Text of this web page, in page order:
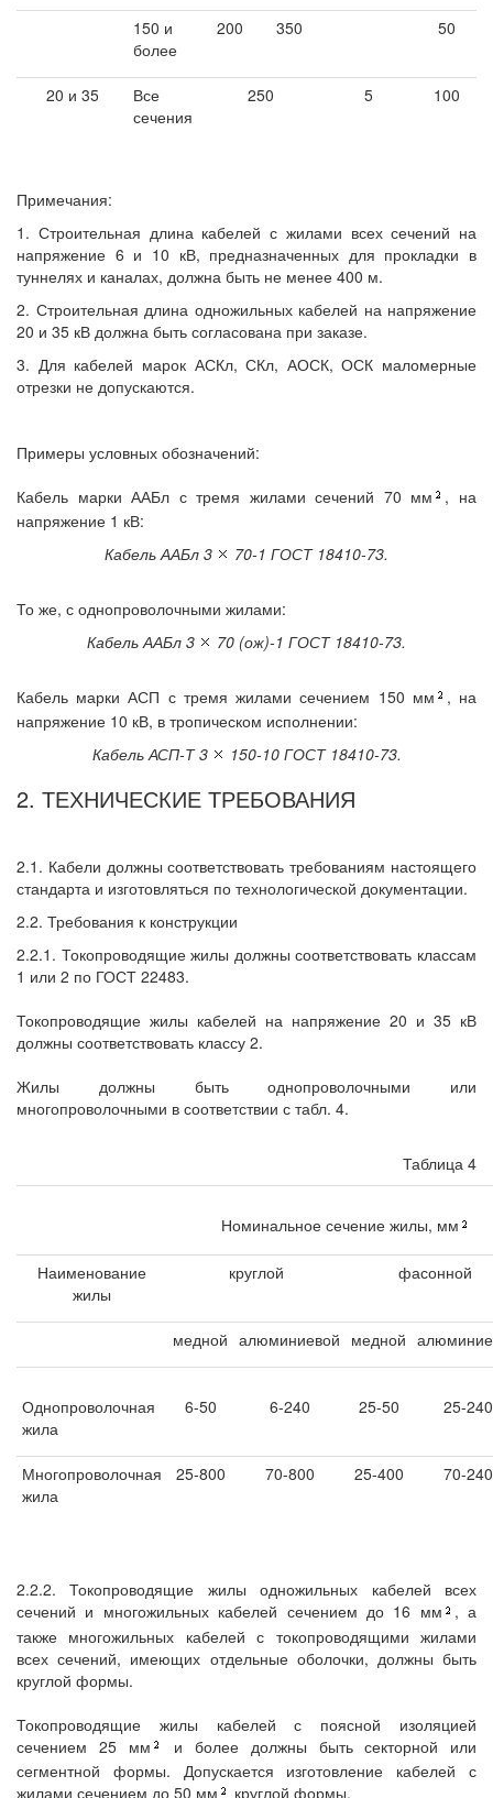
150 и
более
200 350 50
20 и 35
Все
сечения
250 5 100
Примечания:
1. Строительная длина кабелей с жилами всех сечений на
напряжение 6 и 10 кВ, предназначенных для прокладки в
туннелях и каналах, должна быть не менее 400 м.
2. Строительная длина одножильных кабелей на напряжение
20 и 35 кВ должна быть согласована при заказе.
3. Для кабелей марок АСКл, СКл, АОСК, ОСК маломерные
отрезки не допускаются.
Примеры условных обозначений:
Кабель марки ААБл с тремя жилами сечений 70 мм
, на
напряжение 1 кВ:
Кабель ААБл 3
70-1 ГОСТ 18410-73.
То же, с однопроволочными жилами:
Кабель ААБл 3
70 (ож)-1 ГОСТ 18410-73.
Кабель марки АСП с тремя жилами сечением 150 мм
, на
напряжение 10 кВ, в тропическом исполнении:
Кабель АСП-Т 3
150-10 ГОСТ 18410-73.
2. ТЕХНИЧЕСКИЕ ТРЕБОВАНИЯ
2.1. Кабели должны соответствовать требованиям настоящего
стандарта и изготовляться по технологической документации.
2.2. Требования к конструкции
2.2.1. Токопроводящие жилы должны соответствовать классам
1 или 2 по ГОСТ 22483.
Токопроводящие жилы кабелей на напряжение 20 и 35 кВ
должны соответствовать классу 2.
Жилы должны быть однопроволочными или
многопроволочными в соответствии с табл. 4.
Таблица 4
Номинальное сечение жилы, мм
Наименование
жилы
круглой фасонной
медной алюминиевой медной
Однопроволочная
жила
6-50 6-240 25-50 25-240
Многопроволочная
жила
25-800 70-800 25-400 70-240
2.2.2. Токопроводящие жилы одножильных кабелей всех
сечений и многожильных кабелей сечением до 16 мм
, а
также многожильных кабелей с токопроводящими жилами
всех сечений, имеющих отдельные оболочки, должны быть
круглой формы.
Токопроводящие жилы кабелей с поясной изоляцией
сечением 25 мм
и более должны быть секторной или
сегментной формы. Допускается изготовление кабелей с
жилами сечением до 50 мм
круглой формы.